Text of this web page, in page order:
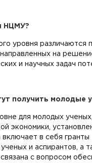
НЦМУ?
уровня различаются
на
и научных задач
получить молодые
для молодых
экономики,
в себя гранты
и аспирантов, а
с вопросом